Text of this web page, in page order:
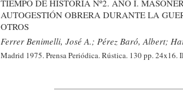
TIEMPO DE HISTORIA Nº2. AÑO I.
AUTOGESTIÓN OBRERA DURANTE LA
OTROS
Ferrer Benimelli, José A.; Pérez Baró, Albert;
Madrid 1975. Prensa Periódica. Rústica. 130 pp.